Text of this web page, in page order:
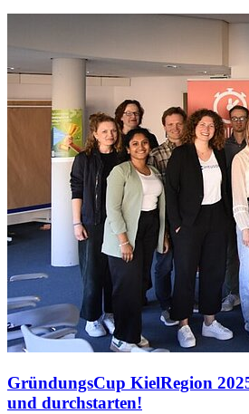
GründungsCup KielRegion
und durchstarten!